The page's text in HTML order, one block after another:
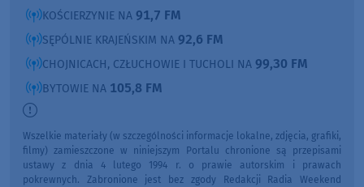
KOŚCIERZYNIE NA 91,7 FM
SĘPÓLNIE KRAJEŃSKIM NA 92,6 FM
CHOJNICACH, CZŁUCHOWIE I TUCHOLI NA 99,30 FM
BYTOWIE NA 105,8 FM
Wszelkie materiały (w szczególności informacje lokalne, zdjęcia, grafiki,
filmy) zamieszczone w niniejszym Portalu chronione są przepisami
ustawy z dnia 4 lutego 1994 r. o prawie autorskim i prawach
pokrewnych. Zabronione jest bez zgody Redakcji Radia Weekend